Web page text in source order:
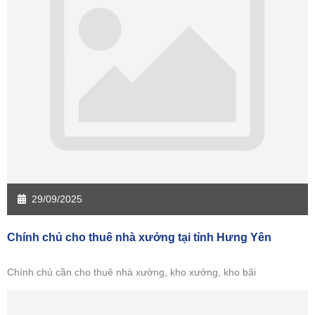
29/09/2025
Chính chủ cho thuê nhà xưởng tại tỉnh Hưng Yên
Chính chủ cần cho thuê nhà xưởng, kho xưởng, kho bãi